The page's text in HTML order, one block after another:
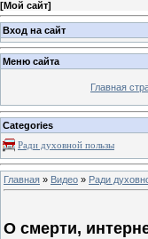
[Мой сайт]
Вход на сайт
Меню сайта
Главная
Categories
Ради духовной пользы
Главная » Видео » Ради
О смерти,